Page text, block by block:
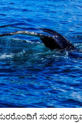
ಸುರರ